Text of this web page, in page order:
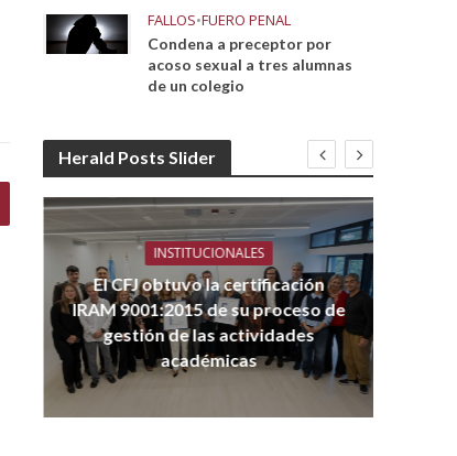
FALLOS•FUERO PENAL
Condena a preceptor por
acoso sexual a tres alumnas
de un colegio
Herald Posts Slider
INSTITUCIONALES
El CFJ obtuvo la certificación
IRAM 9001:2015 de su proceso de
gestión de las actividades
académicas